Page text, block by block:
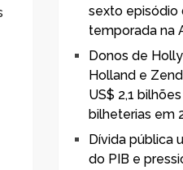
sexto episódio
temporada na
Donos de
Holland e
US$ 2,1
bilheterias em
Dívida pública
do PIB e